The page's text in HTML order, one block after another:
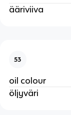
ääriviiva
53
oil colour
öljyväri